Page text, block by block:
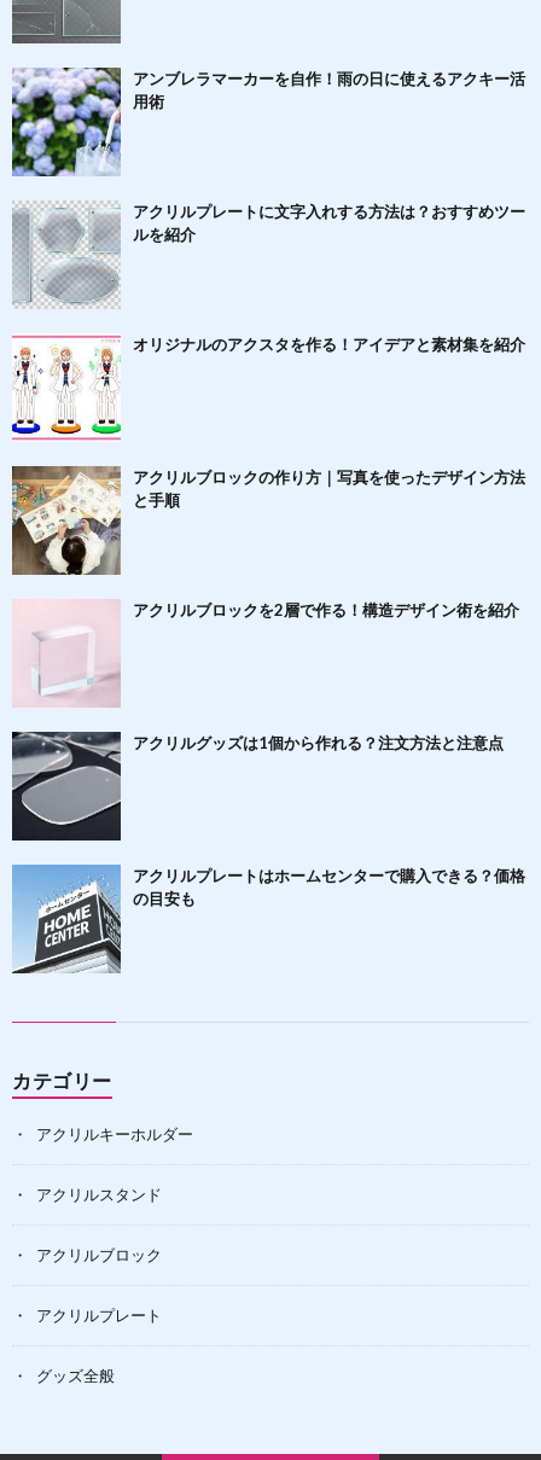
アンブレラマーカーを自作！雨の日に使えるアクキー活
用術
アクリルプレートに文字入れする方法は？おすすめツー
ルを紹介
オリジナルのアクスタを作る！アイデアと素材集を紹介
アクリルブロックの作り方｜写真を使ったデザイン方法
と手順
アクリルブロックを2層で作る！構造デザイン術を紹介
アクリルグッズは1個から作れる？注文方法と注意点
アクリルプレートはホームセンターで購入できる？価格
の目安も
カテゴリー
アクリルキーホルダー
アクリルスタンド
アクリルブロック
アクリルプレート
グッズ全般